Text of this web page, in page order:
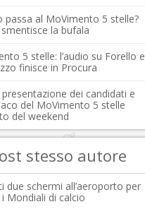
passa al MoVimento 5 stelle?
la bufala
5 stelle: l’audio su Forello e
finisce in Procura
presentazione dei candidati e
del MoVimento 5 stelle
del weekend
stesso autore
due schermi all’aeroporto per
Mondiali di calcio